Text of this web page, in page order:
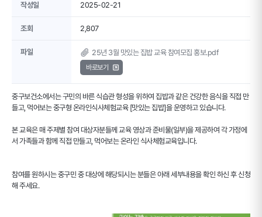
작성일 2025-02-21
조회 2,807
파일 25년 3월 맛있는 집밥 교육 참여모집 홍보.pdf
바로보기
중구보건소에서는 구민의 바른 식습관 형성을 위하여 집밥과 같은 건강한 음식을 직접 만
들고, 먹어보는 중구형 온라인식사체험교육 [맛있는 집밥]을 운영하고 있습니다.
본 교육은 매 주제별 참여 대상자분들께 교육 영상과 준비물(일부)을 제공하여 각 가정에
서 가족들과 함께 직접 만들고, 먹어보는 온라인 식사체험교육입니다.
참여를 원하시는 중구민 중 대상에 해당되시는 분들은 아래 세부내용을 확인 하신 후 신청
해 주세요.